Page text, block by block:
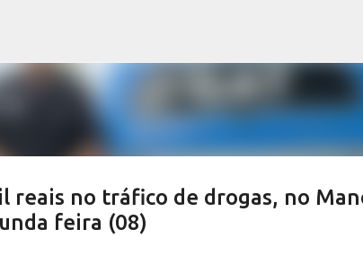
reais no tráfico de drogas, no
feira (08)